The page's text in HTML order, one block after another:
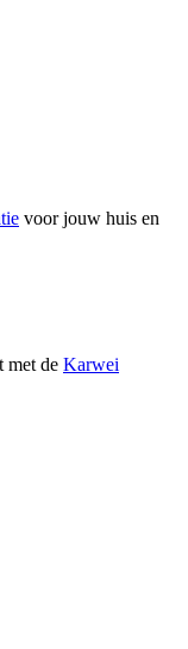
voor jouw huis en
met de Karwei